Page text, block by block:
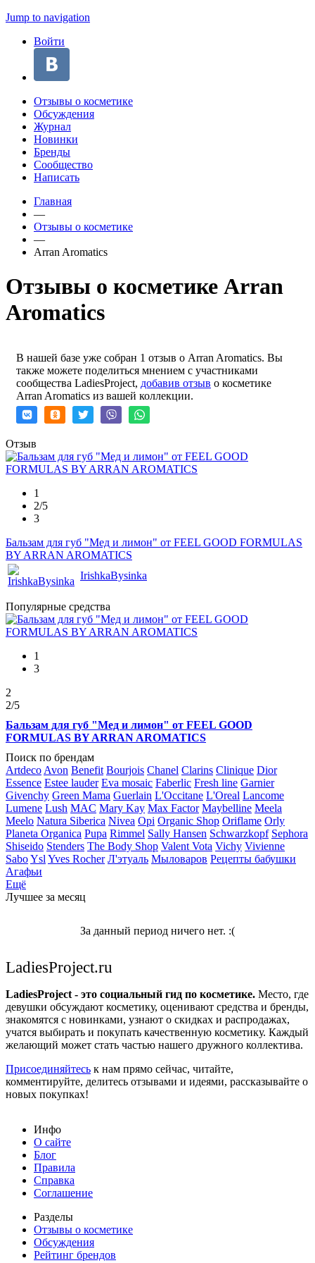
Jump to navigation
Войти
Отзывы о косметике
Обсуждения
Журнал
Новинки
Бренды
Сообщество
Написать
Главная
—
Отзывы о косметике
—
Arran Aromatics
Отзывы о косметике Arran
Aromatics
В нашей базе уже собран 1 отзыв о Arran Aromatics. Вы
также можете поделиться мнением с участниками
сообщества LadiesProject, добавив отзыв о косметике
Arran Aromatics из вашей коллекции.
Отзыв
1
2/5
3
Бальзам для губ "Мед и лимон" от FEEL GOOD FORMULAS
BY ARRAN AROMATICS
IrishkaBysinka
Популярные средства
1
3
2
2/5
Бальзам для губ "Мед и лимон" от FEEL GOOD
FORMULAS BY ARRAN AROMATICS
Поиск по брендам
Artdeco Avon Benefit Bourjois Chanel Clarins Clinique Dior
Essence Estee lauder Eva mosaic Faberlic Fresh line Garnier
Givenchy Green Mama Guerlain L'Occitane L'Oreal Lancome
Lumene Lush MAC Mary Kay Max Factor Maybelline Meela
Meelo Natura Siberica Nivea Opi Organic Shop Oriflame Orly
Planeta Organica Pupa Rimmel Sally Hansen Schwarzkopf Sephora
Shiseido Stenders The Body Shop Valent Vota Vichy Vivienne
SaboYsl Yves Rocher Л'этуаль Мыловаров Рецепты бабушки
Агафьи
Ещё
Лучшее за месяц
За данный период ничего нет. :(
LadiesProject.ru
LadiesProject - это социальный гид по косметике. Место, где
девушки обсуждают косметику, оценивают средства и бренды,
знакомятся с новинками, узнают о скидках и распродажах,
учатся выбирать и покупать качественную косметику. Каждый
желающий может стать частью нашего дружного коллектива.
Присоединяйтесь к нам прямо сейчас, читайте,
комментируйте, делитесь отзывами и идеями, рассказывайте о
новых покупках!
Инфо
О сайте
Блог
Правила
Справка
Соглашение
Разделы
Отзывы о косметике
Обсуждения
Рейтинг брендов